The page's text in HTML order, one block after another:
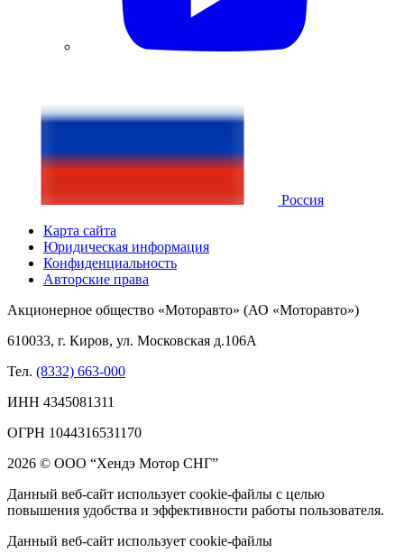
Россия
Карта сайта
Юридическая информация
Конфиденциальность
Авторские права
Акционерное общество «Моторавто» (АО «Моторавто»)
610033, г. Киров, ул. Московская д.106А
Тел. (8332) 663-000
ИНН 4345081311
ОГРН 1044316531170
2026 © ООО “Хендэ Мотор СНГ”
Данный веб-сайт использует cookie-файлы с целью
повышения удобства и эффективности работы пользователя.
Данный веб-сайт использует cookie-файлы